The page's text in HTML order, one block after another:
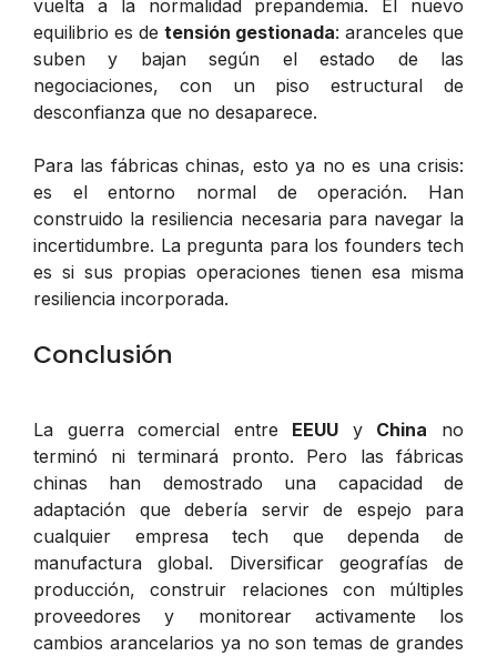
vuelta a la normalidad prepandemia. El nuevo
equilibrio es de tensión gestionada: aranceles que
suben y bajan según el estado de las
negociaciones, con un piso estructural de
desconfianza que no desaparece.
Para las fábricas chinas, esto ya no es una crisis:
es el entorno normal de operación. Han
construido la resiliencia necesaria para navegar la
incertidumbre. La pregunta para los founders tech
es si sus propias operaciones tienen esa misma
resiliencia incorporada.
Conclusión
La guerra comercial entre EEUU y China no
terminó ni terminará pronto. Pero las fábricas
chinas han demostrado una capacidad de
adaptación que debería servir de espejo para
cualquier empresa tech que dependa de
manufactura global. Diversificar geografías de
producción, construir relaciones con múltiples
proveedores y monitorear activamente los
cambios arancelarios ya no son temas de grandes